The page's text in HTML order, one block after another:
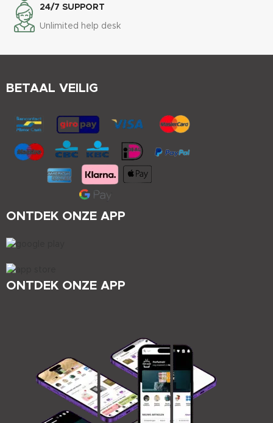
24/7 SUPPORT
Unlimited help desk
ONTDEK ONZE APP
ONTDEK ONZE APP
BETAAL VEILIG